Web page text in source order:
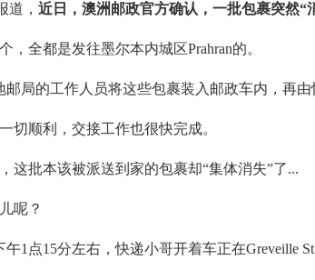
道， 近日，澳洲邮政官方确认，一批包裹突然“
，全都是发往墨尔本内城区Prahran的。
邮局的工作人员将这些包裹装入邮政车内，再由
切顺利，交接工作也很快完成。
这批本该被派送到家的包裹却“集体消失”了...
呢？
1点15分左右，快递小哥开着车正在Greveille